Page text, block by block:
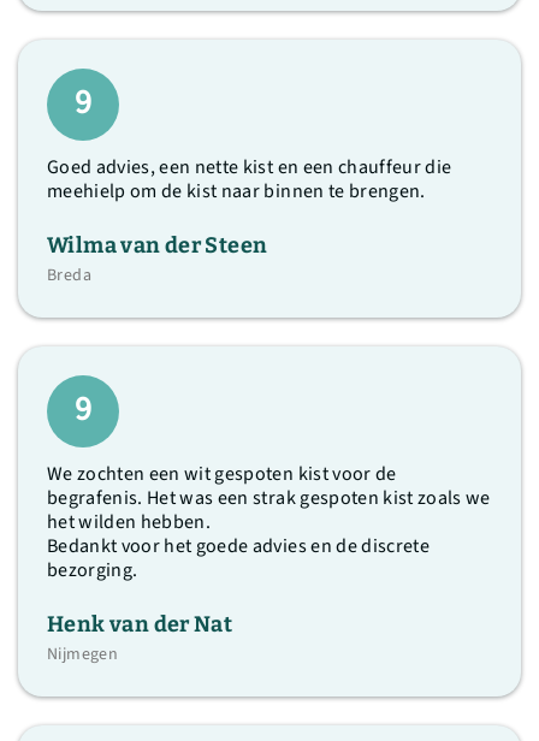
9
Goed advies, een nette kist en een chauffeur die
meehielp om de kist naar binnen te brengen.
Wilma van der Steen
Breda
9
We zochten een wit gespoten kist voor de
begrafenis. Het was een strak gespoten kist zoals we
het wilden hebben.
Bedankt voor het goede advies en de discrete
bezorging.
Henk van der Nat
Nijmegen